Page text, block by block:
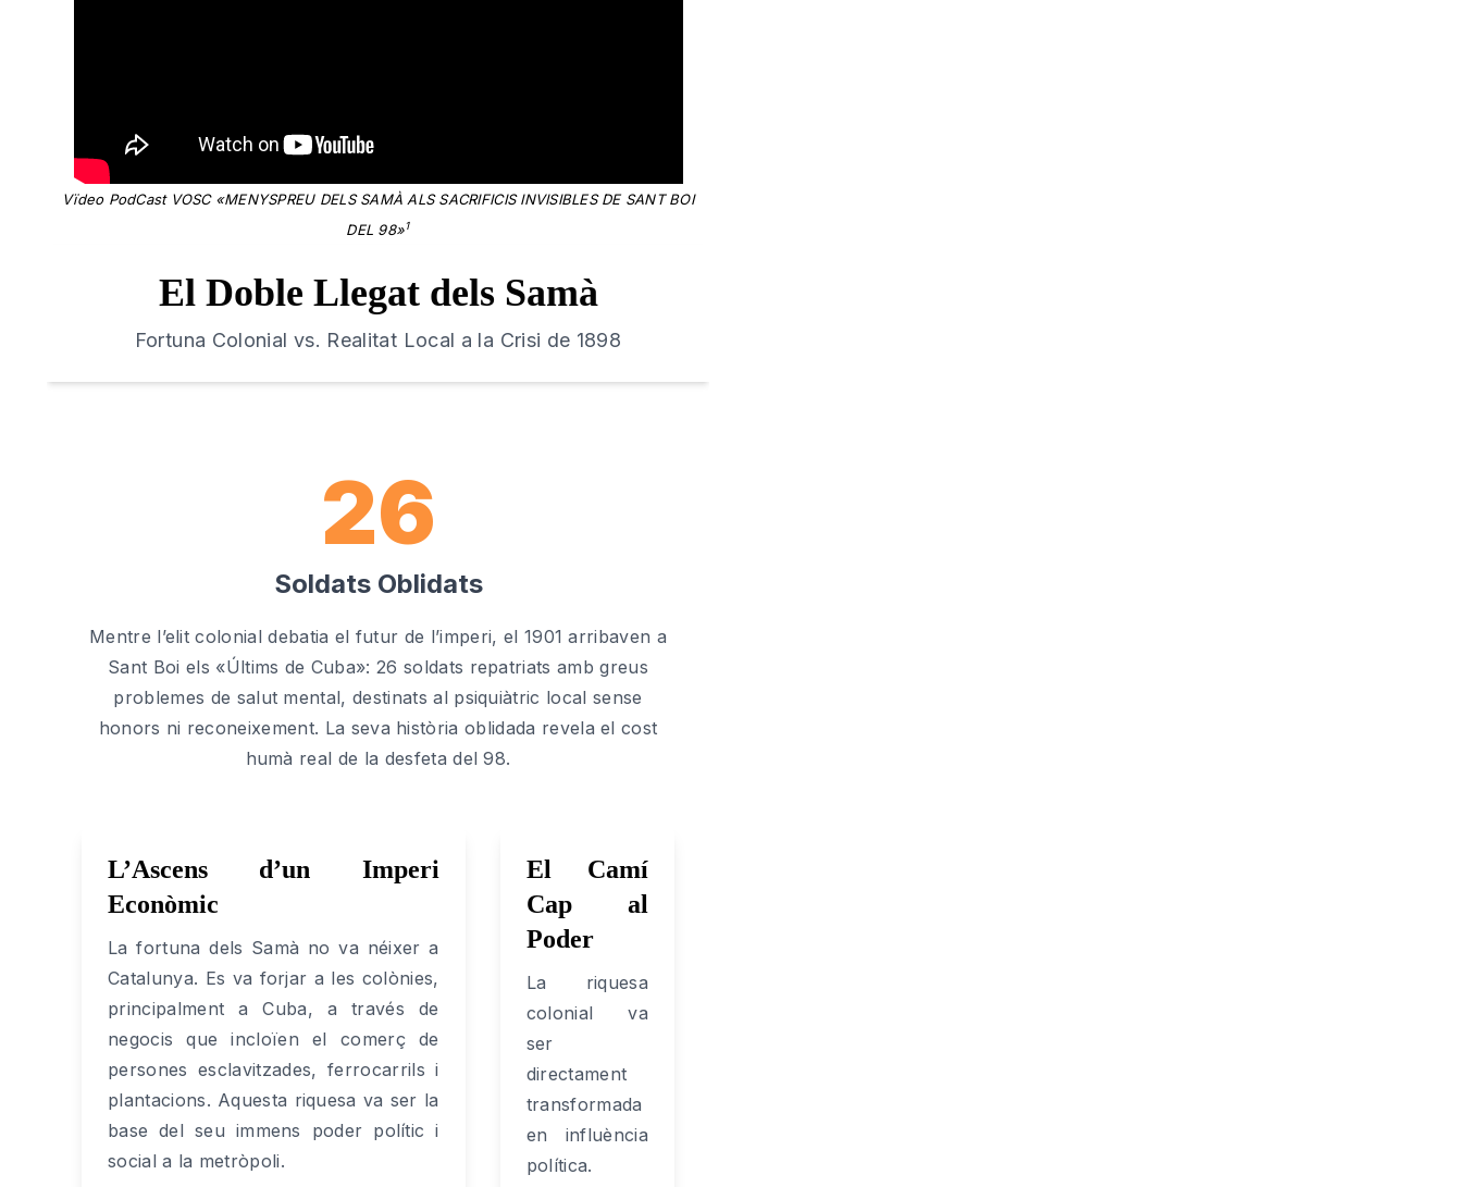
Vïdeo PodCast VOSC «MENYSPREU DELS SAMÀ ALS SACRIFICIS INVISIBLES DE SANT BOI
DEL 98»1
El Doble Llegat dels Samà
Fortuna Colonial vs. Realitat Local a la Crisi de 1898
26
Soldats Oblidats
Mentre l’elit colonial debatia el futur de l’imperi, el 1901 arribaven a
Sant Boi els «Últims de Cuba»: 26 soldats repatriats amb greus
problemes de salut mental, destinats al psiquiàtric local sense
honors ni reconeixement. La seva història oblidada revela el cost
humà real de la desfeta del 98.
L’Ascens d’un Imperi
Econòmic
La fortuna dels Samà no va néixer a
Catalunya. Es va forjar a les colònies,
principalment a Cuba, a través de
negocis que incloïen el comerç de
persones esclavitzades, ferrocarrils i
plantacions. Aquesta riquesa va ser la
base del seu immens poder polític i
social a la metròpoli.
El Camí
Cap al
Poder
La riquesa
colonial va
ser
directament
transformada
en influència
política.